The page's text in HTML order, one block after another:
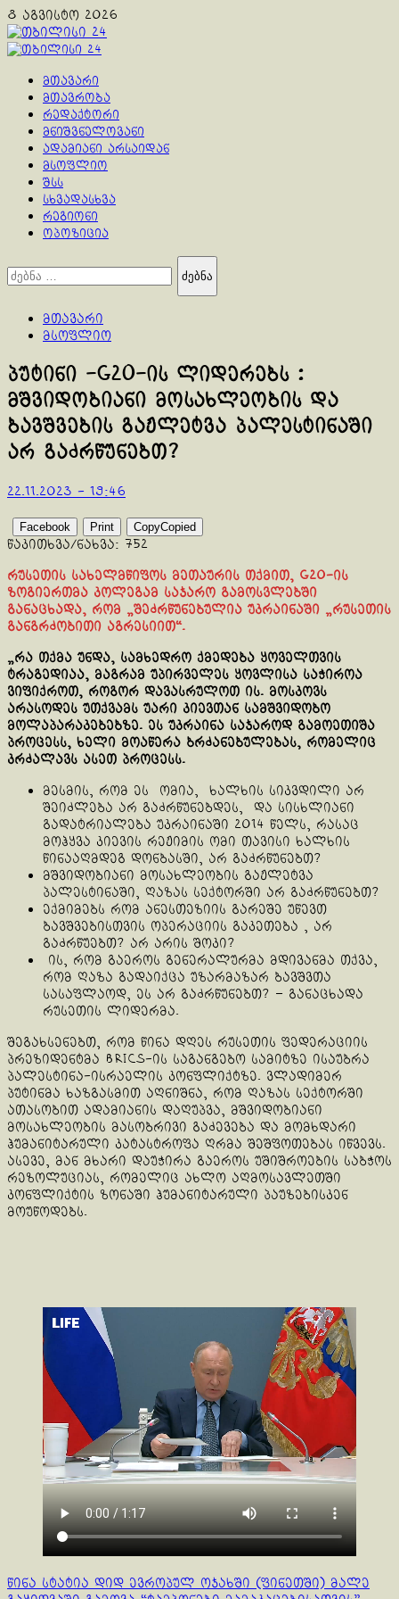
Skip
to
content
8 აგვისტო 2026
Primary
მთავარი
მთავრობა
რედაქტორი
მნიშვნელოვანი
ადამიანი არსაიდან
მსოფლიო
შსს
სხვადასხვა
რეგიონი
ოპოზიცია
ძებნა:
მთავარი
მსოფლიო
პუტინი -G20-ის ლიდერებს :
მშვიდობიანი მოსახლეობის და
ბავშვების გაჟლეტვა პალესტინაში
არ გაძრწუნებთ?
22.11.2023 - 19:46
Facebook Print CopyCopied
წაკითხვა/ნახვა: 752
რუსეთის სახელმწიფოს მეთაურის თქმით, G20-ის
ზოგიერთმა კოლეგამ საჯარო გამოსვლებში
განაცხადა, რომ „შეძრწუნებულია უკრაინაში „რუსეთის
განგრძობითი აგრესიით“.
„რა თქმა უნდა, სამხედრო ქმედება ყოველთვის
ტრაგედიაა, მაგრამ უპირველეს ყოვლისა საჭიროა
ვიფიქროთ, როგორ დავასრულოთ ის. მოსკოვს
არასოდეს უთქვამს უარი კიევთან სამშვიდობო
მოლაპარაკებებზე. ეს უკრაინა საჯაროდ გამოეთიშა
პროცესს, ხელი მოაწერა ბრძანებულებას, რომელიც
კრძალავს ასეთ პროცესს.
მესმის, რომ ეს ომია, ხალხის სიკვდილი არ
შეიძლება არ გაძრწუნებდეს, და სისხლიანი
გადატრიალება უკრაინაში 2014 წელს, რასაც
მოჰყვა კიევის რეჟიმის ომი თავისი ხალხის
წინააღმდეგ დონბასში, არ გაძრწუნებთ?
მშვიდობიანი მოსახლეობის გაჟლეტვა
პალესტინაში, ღაზას სექტორში არ გაძრწუნებთ?
ექმიმებს რომ ანესთეზიის გარეშე უწევთ
ბავშვებისთვის ოპერაციის გაკეთება , არ
გაძრწუებთ? არ არის შოკი?
ის, რომ გაეროს გენერალურმა მდივანმა თქვა,
რომ ღაზა გადაიქცა უზარმაზარ ბავშვთა
სასაფლაოდ, ეს არ გაძრწუნებთ? – განაცხადა
რუსეთის ლიდერმა.
შეგახსენებთ, რომ წინა დღეს რუსეთის ფედერაციის
პრეზიდენტმა BRICS-ის საგანგებო სამიტზე ისაუბრა
პალესტინა-ისრაელის კონფლიქტზე. ვლადიმერ
პუტინმა ხაზგასმით აღნიშნა, რომ ღაზას სექტორში
ათასობით ადამიანის დაღუპვა, მშვიდობიანი
მოსახლეობის მასობრივი გაძევება და მომხდარი
ჰუმანიტარული კატასტროფა ღრმა შეშფოთებას იწვევს.
ასევე, მან მხარი დაუჭირა გაეროს უშიშროების საბჭოს
რეზოლუციას, რომელიც ახლო აღმოსავლეთში
კონფლიქტის ზონაში ჰუმანიტარული პაუზებისკენ
მოუწოდებს.
Continue
წინა სტატია დიდ ევროპულ ოჯახში (ფინეთში) მალე